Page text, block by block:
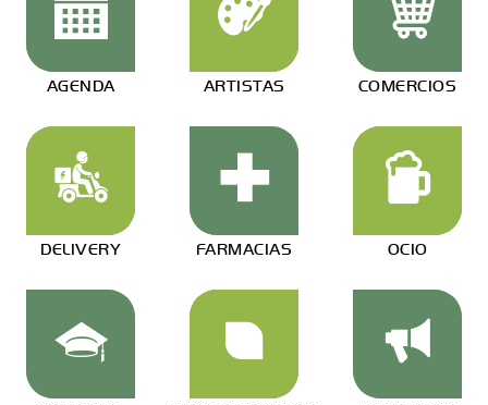
AGENDA ARTISTAS COMERCIOS
DELIVERY FARMACIAS OCIO